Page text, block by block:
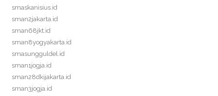
smaskanisius.id
sman2jakarta.id
sman68jkt.id
sman8yogyakarta.id
smasungguldel.id
sman1jogja.id
sman28dkijakarta.id
sman3jogja.id